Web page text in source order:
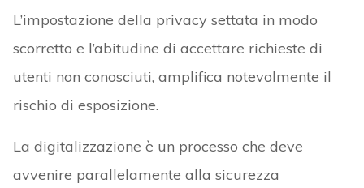
L’impostazione della privacy settata in modo
scorretto e l’abitudine di accettare richieste di
utenti non conosciuti, amplifica notevolmente il
rischio di esposizione.
La digitalizzazione è un processo che deve
avvenire parallelamente alla sicurezza